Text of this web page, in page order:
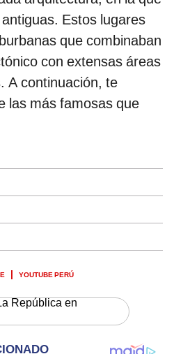
Estos lugares
que combinaban
con extensas áreas
A continuación, te
las más famosas que
YOUTUBE PERÚ
República en